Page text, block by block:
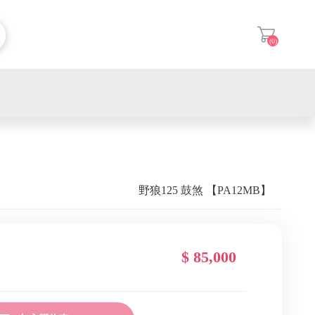
(0)
野狼125 鼓煞 【PA12MB】
$ 85,000